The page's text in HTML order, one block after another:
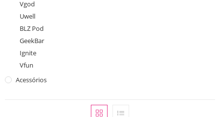
Vgod
Uwell
BLZ Pod
GeekBar
Ignite
Vfun
Acessórios